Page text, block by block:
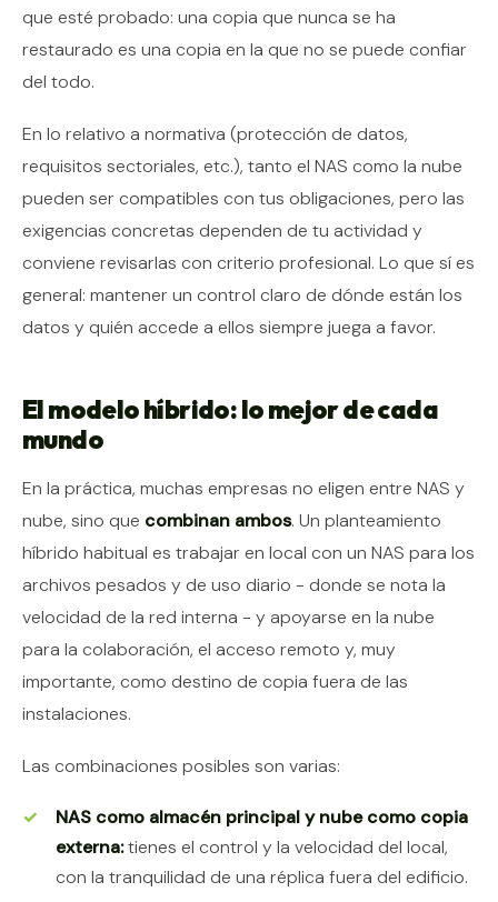
que esté probado: una copia que nunca se ha
restaurado es una copia en la que no se puede confiar
del todo.
En lo relativo a normativa (protección de datos,
requisitos sectoriales, etc.), tanto el NAS como la nube
pueden ser compatibles con tus obligaciones, pero las
exigencias concretas dependen de tu actividad y
conviene revisarlas con criterio profesional. Lo que sí es
general: mantener un control claro de dónde están los
datos y quién accede a ellos siempre juega a favor.
El modelo híbrido: lo mejor de cada
mundo
En la práctica, muchas empresas no eligen entre NAS y
nube, sino que combinan ambos. Un planteamiento
híbrido habitual es trabajar en local con un NAS para los
archivos pesados y de uso diario - donde se nota la
velocidad de la red interna - y apoyarse en la nube
para la colaboración, el acceso remoto y, muy
importante, como destino de copia fuera de las
instalaciones.
Las combinaciones posibles son varias:
NAS como almacén principal y nube como copia
externa:tienes el control y la velocidad del local,
con la tranquilidad de una réplica fuera del edificio.